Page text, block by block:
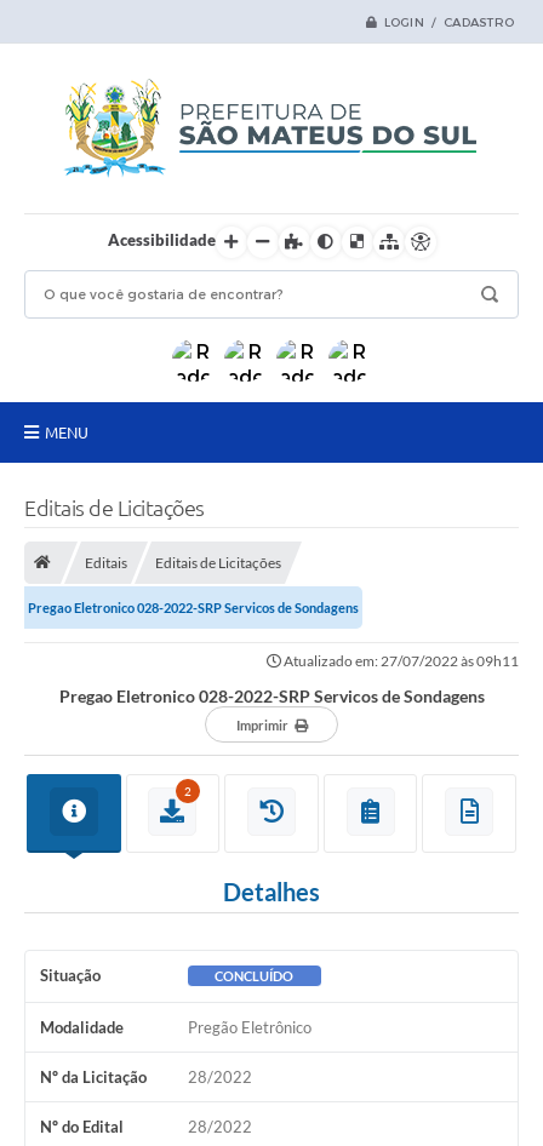
LOGIN / CADASTRO
Acessibilidade
MENU
Transparência
Ouvidoria
A Prefeitura
Legislação
Concursos
INOVA_SÃO MATEUS DO SUL
Solicitação de Remoção 2025/2026: Instituições Escolares
Editais de Licitações
Editais Editais de Licitações
Pregao Eletronico 028-2022-SRP Servicos de Sondagens
Atualizado em: 27/07/2022 às 09h11
Pregao Eletronico 028-2022-SRP Servicos de Sondagens
Imprimir
2
Detalhes
Situação CONCLUÍDO
Modalidade Pregão Eletrônico
Nº da Licitação 28/2022
Nº do Edital 28/2022